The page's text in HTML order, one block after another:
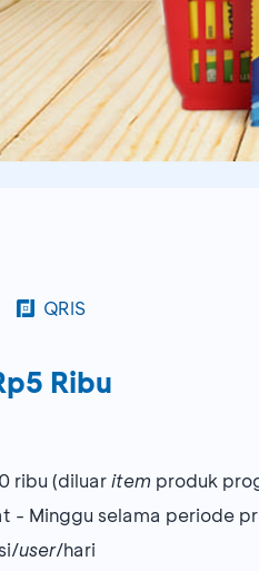
QRIS
Ribu
ribu (diluaritem produk
- Minggu selama periode
user/hari